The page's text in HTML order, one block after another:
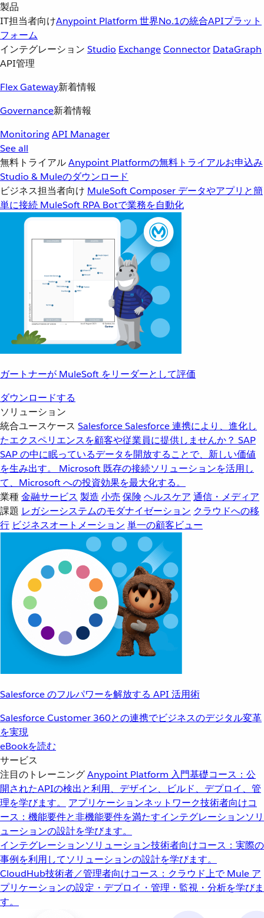
製品
IT担当者向けAnypoint Platform 世界No.1の統合APIプラット
フォーム
インテグレーション Studio ExchangeConnector DataGraph
API管理
Flex Gateway新着情報
Governance新着情報
MonitoringAPI Manager
See all
無料トライアルAnypoint Platformの無料トライアルお申込み
Studio & Muleのダウンロード
ビジネス担当者向け MuleSoft Composer データやアプリと簡
単に接続 MuleSoft RPA Botで業務を自動化
ガートナーが MuleSoft をリーダーとして評価
ダウンロードする
ソリューション
統合ユースケース SalesforceSalesforce 連携により、進化し
たエクスペリエンスを顧客や従業員に提供しませんか？ SAP
SAP の中に眠っているデータを開放することで、新しい価値
を生み出す。
Microsoft 既存の接続ソリューションを活用し
て、Microsoft への投資効果を最大化する。
業種金融サービス 製造 小売 保険 ヘルスケア 通信・メディア
課題 レガシーシステムのモダナイゼーション クラウドへの移
行 ビジネスオートメーション 単一の顧客ビュー
Salesforce のフルパワーを解放する API 活用術
Salesforce Customer 360との連携でビジネスのデジタル変革
を実現
eBookを読む
サービス
注目のトレーニングAnypoint Platform 入門基礎コース：公
開されたAPIの検出と利用、デザイン、ビルド、デプロイ、管
理を学びます。
アプリケーションネットワーク技術者向けコ
ース：機能要件と非機能要件を満たすインテグレーションソリ
ューションの設計を学びます。
インテグレーションソリューション技術者向けコース：実際の
事例を利用してソリューションの設計を学びます。
CloudHub技術者／管理者向けコース：クラウド上で Mule ア
プリケーションの設定・デプロイ・管理・監視・分析を学びま
す。